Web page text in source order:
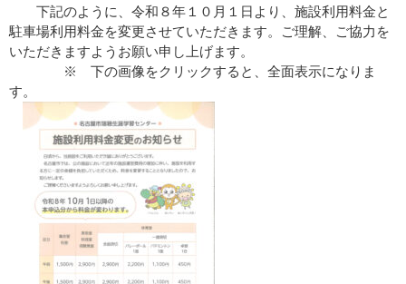
下記のように、令和８年１０月１日より、施設利用料金と
駐車場利用料金を変更させていただきます。ご理解、ご協力を
いただきますようお願い申し上げます。
※ 下の画像をクリックすると、全面表示になりま
す。